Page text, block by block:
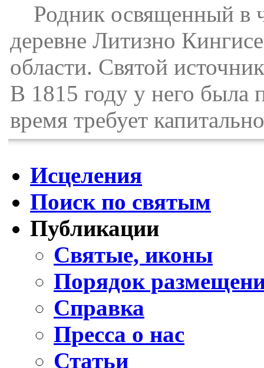
Родник освященный в
деревне Литизно
области. Святой
В 1815 году у него была
время требует
Исцеления
Поиск по святым
Публикации
Святые, иконы
Порядок
Справка
Пресса о нас
Статьи